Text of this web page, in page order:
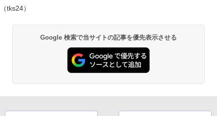
（tks24）
Google 検索で当サイトの記事を優先表示させる